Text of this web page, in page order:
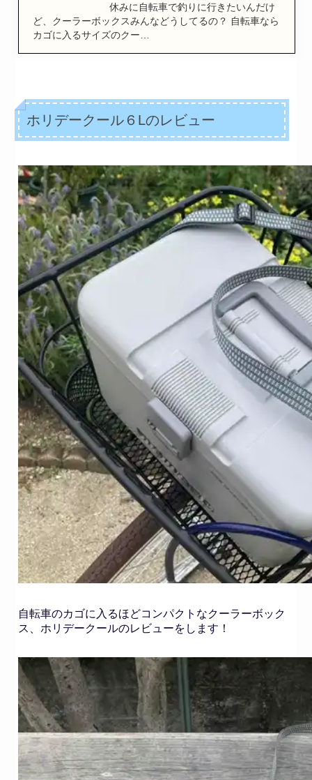
休みに自転車で釣りに行きたいんだけ
ど、クーラーボックスみんなどうしてるの？ 自転車なら
カゴに入るサイズのクー…
ホリデークール６ Lのレビュー
自転車のカゴに入るほどコンパクトなクーラーボック
ス、ホリデークールのレビューをします！